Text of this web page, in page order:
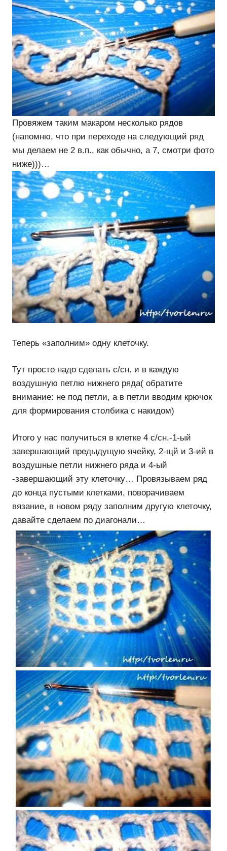
Провяжем таким макаром несколько рядов
(напомню, что при переходе на следующий ряд
мы делаем не 2 в.п., как обычно, а 7, смотри фото
ниже)))…
Теперь «заполним» одну клеточку.
Тут просто надо сделать с/сн. и в каждую
воздушную петлю нижнего ряда( обратите
внимание: не под петли, а в петли вводим крючок
для формирования столбика с накидом)
Итого у нас получиться в клетке 4 с/сн.-1-ый
завершающий предыдущую ячейку, 2-щй и 3-ий в
воздушные петли нижнего ряда и 4-ый
-завершающий эту клеточку… Провязываем ряд
до конца пустыми клетками, поворачиваем
вязание, в новом ряду заполним другую клеточку,
давайте сделаем по диагонали…